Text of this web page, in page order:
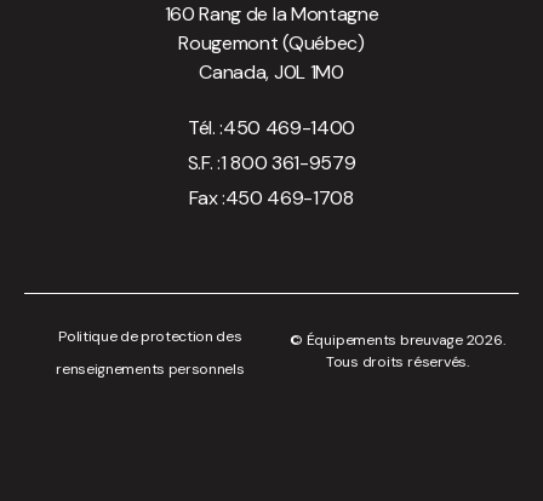
160 Rang de la Montagne
Rougemont (Québec)
Canada, J0L 1M0
Tél. :450 469-1400
S.F. :1 800 361-9579
Fax :450 469-1708
Politique de protection des
renseignements personnels
© Équipements breuvage 2026.
Tous droits réservés.